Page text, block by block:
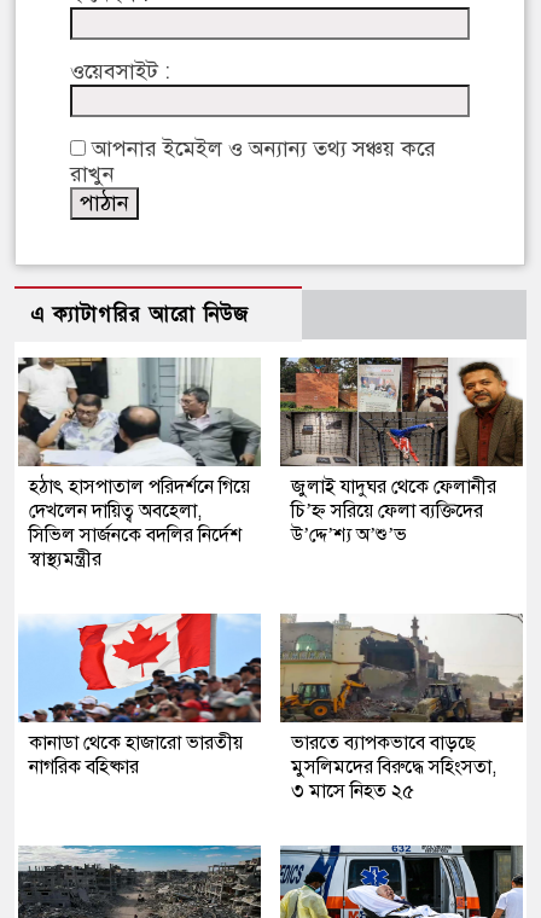
ওয়েবসাইট :
আপনার ইমেইল ও অন্যান্য তথ্য সঞ্চয় করে
রাখুন
এ ক্যাটাগরির আরো নিউজ
হঠাৎ হাসপাতাল পরিদর্শনে গিয়ে
দেখলেন দায়িত্ব অবহেলা,
সিভিল সার্জনকে বদলির নির্দেশ
স্বাস্থ্যমন্ত্রীর
জুলাই যাদুঘর থেকে ফেলানীর
চি’হ্ন সরিয়ে ফেলা ব্যক্তিদের
উ’দ্দে’শ্য অ’শু’ভ
কানাডা থেকে হাজারো ভারতীয়
নাগরিক বহিষ্কার
ভারতে ব্যাপকভাবে বাড়ছে
মুসলিমদের বিরুদ্ধে সহিংসতা,
৩ মাসে নিহত ২৫